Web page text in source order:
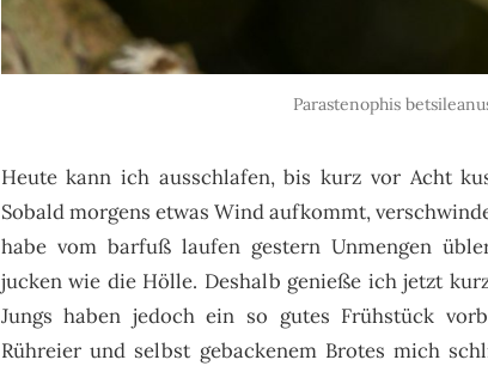
Parastenophis
Heute kann ich ausschlafen, bis kurz vor Acht
Sobald morgens etwas Wind aufkommt,
habe vom barfuß laufen gestern Unmengen
jucken wie die Hölle. Deshalb genieße ich jetzt
Jungs haben jedoch ein so gutes Frühstück
Rühreier und selbst gebackenem Brotes mich